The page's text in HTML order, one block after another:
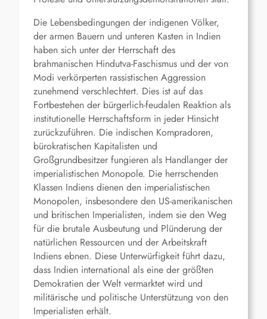
Die Lebensbedingungen der indigenen Völker,
der armen Bauern und unteren Kasten in Indien
haben sich unter der Herrschaft des
brahmanischen Hindutva-Faschismus und der von
Modi verkörperten rassistischen Aggression
zunehmend verschlechtert. Dies ist auf das
Fortbestehen der bürgerlich-feudalen Reaktion als
institutionelle Herrschaftsform in jeder Hinsicht
zurückzuführen. Die indischen Kompradoren,
bürokratischen Kapitalisten und
Großgrundbesitzer fungieren als Handlanger der
imperialistischen Monopole. Die herrschenden
Klassen Indiens dienen den imperialistischen
Monopolen, insbesondere den US-amerikanischen
und britischen Imperialisten, indem sie den Weg
für die brutale Ausbeutung und Plünderung der
natürlichen Ressourcen und der Arbeitskraft
Indiens ebnen. Diese Unterwürfigkeit führt dazu,
dass Indien international als eine der größten
Demokratien der Welt vermarktet wird und
militärische und politische Unterstützung von den
Imperialisten erhält.